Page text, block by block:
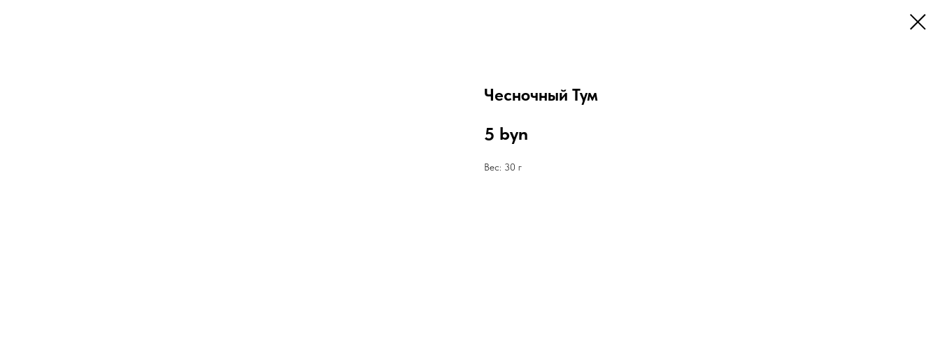
Чесночный Тум
5 byn
Вес: 30 г